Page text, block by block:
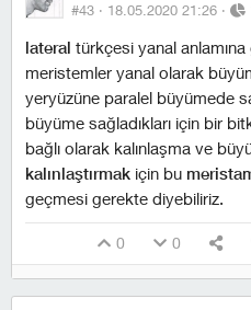
#43 · 18.05.2020 21:26 ·
lateral türkçesi yanal
meristemler yanal olarak
yeryüzüne paralel büyümede
büyüme sağladıkları için bir
bağlı olarak kalınlaşma ve
kalınlaştırmak için bu
geçmesi gerekte diyebiliriz.
0 0